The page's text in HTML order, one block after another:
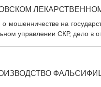
мошенничестве на
управлении СКР, дело в